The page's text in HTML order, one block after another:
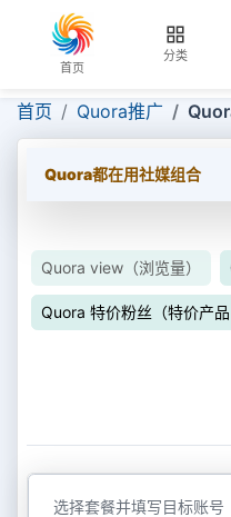
首页
分类
首页 Quora推广
Quora都在用社媒组合
Quora view（浏览量）
Quora 特价粉丝（特价产品
选择套餐并填写目标账号